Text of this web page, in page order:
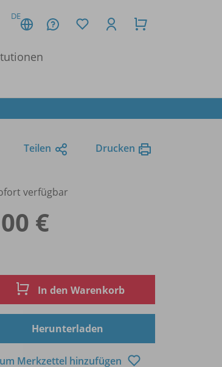
DE
Teilen Drucken
verfügbar
€
In den Warenkorb
Herunterladen
Merkzettel hinzufügen